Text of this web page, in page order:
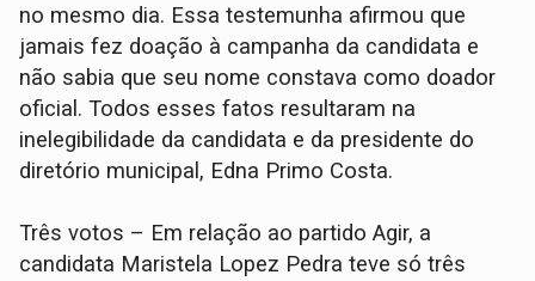
no mesmo dia. Essa testemunha afirmou que
jamais fez doação à campanha da candidata e
não sabia que seu nome constava como doador
oficial. Todos esses fatos resultaram na
inelegibilidade da candidata e da presidente do
diretório municipal, Edna Primo Costa.
Três votos – Em relação ao partido Agir, a
candidata Maristela Lopez Pedra teve só três